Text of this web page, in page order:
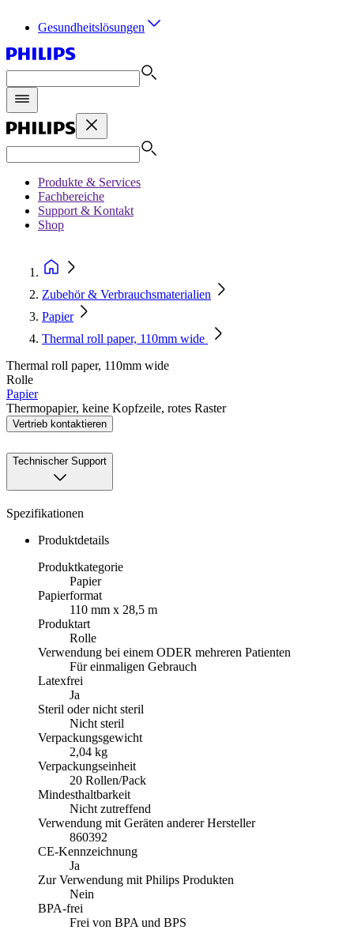
Gesundheitslösungen
Produkte & Services
Fachbereiche
Support & Kontakt
Shop
Zubehör & Verbrauchsmaterialien
Papier
Thermal roll paper, 110mm wide
Thermal roll paper, 110mm wide
Rolle
Papier
Thermopapier, keine Kopfzeile, rotes Raster
Vertrieb kontaktieren
Technischer Support
Spezifikationen
Produktdetails
Produktkategorie
Papier
Papierformat
110 mm x 28,5 m
Produktart
Rolle
Verwendung bei einem ODER mehreren Patienten
Für einmaligen Gebrauch
Latexfrei
Ja
Steril oder nicht steril
Nicht steril
Verpackungsgewicht
2,04 kg
Verpackungseinheit
20 Rollen/Pack
Mindesthaltbarkeit
Nicht zutreffend
Verwendung mit Geräten anderer Hersteller
860392
CE-Kennzeichnung
Ja
Zur Verwendung mit Philips Produkten
Nein
BPA-frei
Frei von BPA und BPS